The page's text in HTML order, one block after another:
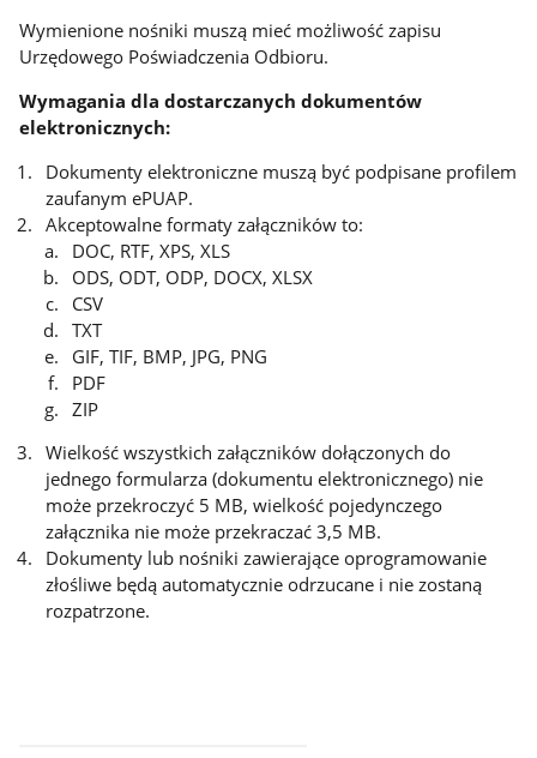
Wymienione nośniki muszą mieć możliwość zapisu
Urzędowego Poświadczenia Odbioru.
Wymagania dla dostarczanych dokumentów
elektronicznych:
Dokumenty elektroniczne muszą być podpisane profilem
zaufanym ePUAP.
Akceptowalne formaty załączników to:
DOC, RTF, XPS, XLS
ODS, ODT, ODP, DOCX, XLSX
CSV
TXT
GIF, TIF, BMP, JPG, PNG
PDF
ZIP
Wielkość wszystkich załączników dołączonych do
jednego formularza (dokumentu elektronicznego) nie
może przekroczyć 5 MB, wielkość pojedynczego
załącznika nie może przekraczać 3,5 MB.
Dokumenty lub nośniki zawierające oprogramowanie
złośliwe będą automatycznie odrzucane i nie zostaną
rozpatrzone.